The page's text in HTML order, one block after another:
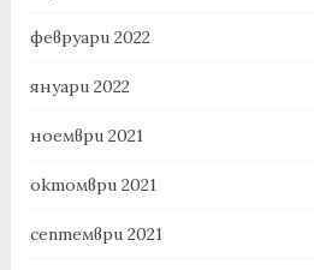
февруари 2022
януари 2022
ноември 2021
октомври 2021
септември 2021